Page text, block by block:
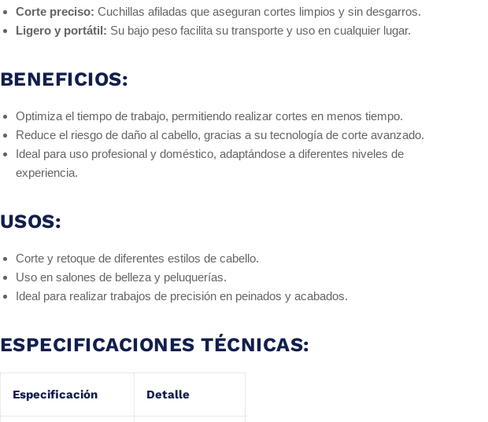
Corte preciso: Cuchillas afiladas que aseguran cortes limpios y sin desgarros.
Ligero y portátil: Su bajo peso facilita su transporte y uso en cualquier lugar.
BENEFICIOS:
Optimiza el tiempo de trabajo, permitiendo realizar cortes en menos tiempo.
Reduce el riesgo de daño al cabello, gracias a su tecnología de corte avanzado.
Ideal para uso profesional y doméstico, adaptándose a diferentes niveles de
experiencia.
USOS:
Corte y retoque de diferentes estilos de cabello.
Uso en salones de belleza y peluquerías.
Ideal para realizar trabajos de precisión en peinados y acabados.
ESPECIFICACIONES TÉCNICAS:
Especificación Detalle